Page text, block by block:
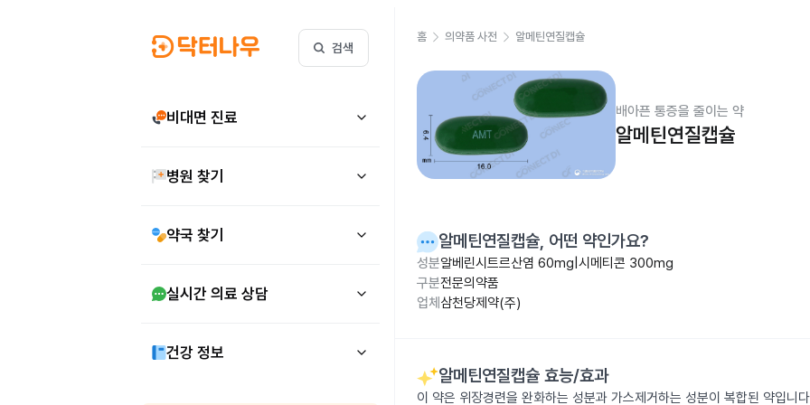
검색
비대면 진료
병원 찾기
약국 찾기
실시간 의료 상담
건강 정보
홈 의약품 사전 알메틴연질캡슐
배아픈 통증을 줄이는 약
알메틴연질캡슐
알메틴연질캡슐, 어떤 약인가요?
성분알베린시트르산염 60mg|시메티콘 300mg
구분전문의약품
업체 삼천당제약(주)
알메틴연질캡슐 효능/효과
이 약은 위장경련을 완화하는 성분과 가스제거하는 성분이 복합된 약입니